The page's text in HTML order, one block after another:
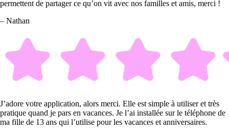
permettent de partager ce qu’on vit avec nos familles et amis, merci !
– Nathan
J’adore votre application, alors merci. Elle est simple à utiliser et très
pratique quand je pars en vacances. Je l’ai installée sur le téléphone de
ma fille de 13 ans qui l’utilise pour les vacances et anniversaires.